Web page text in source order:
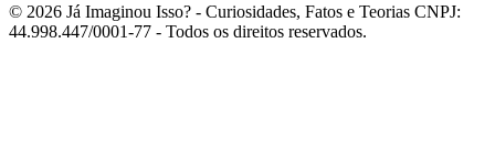
© 2026 Já Imaginou Isso? - Curiosidades, Fatos e Teorias CNPJ:
44.998.447/0001-77 - Todos os direitos reservados.